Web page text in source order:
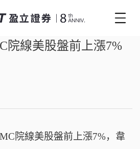
院線美股盤前上漲7%
院線美股盤前上漲7%，韋